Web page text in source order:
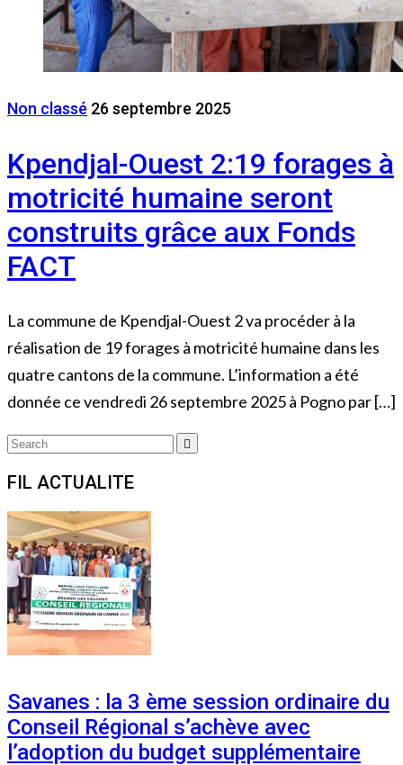
Non classé 26 septembre 2025
Kpendjal-Ouest 2:19 forages à
motricité humaine seront
construits grâce aux Fonds
FACT
La commune de Kpendjal-Ouest 2 va procéder à la
réalisation de 19 forages à motricité humaine dans les
quatre cantons de la commune. L’information a été
donnée ce vendredi 26 septembre 2025 à Pogno par […]
Search
FIL ACTUALITE
Savanes : la 3 ème session ordinaire du
Conseil Régional s’achève avec
l’adoption du budget supplémentaire